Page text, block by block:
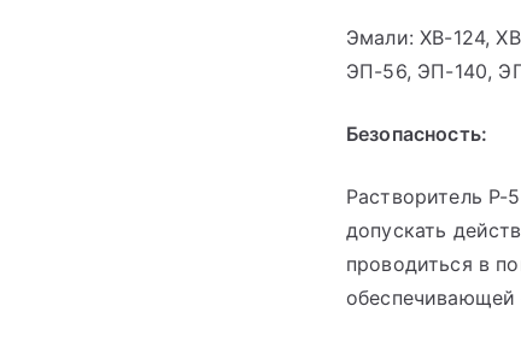
Эмали: ХВ-124,
ЭП-56, ЭП-140,
Безопасность:
Растворитель Р-
допускать
проводиться в
обеспечивающей